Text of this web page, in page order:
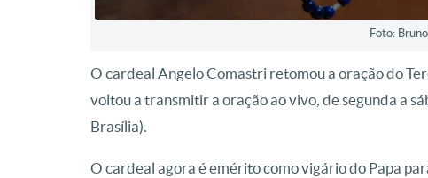
Foto:
O cardeal Angelo Comastri retomou a oração do
voltou a transmitir a oração ao vivo, de segunda a
Brasília).
O cardeal agora é emérito como vigário do Papa